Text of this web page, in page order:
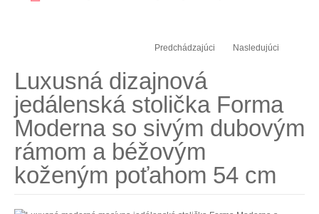
Predchádzajúci Nasledujúci
Luxusná dizajnová
jedálenská stolička Forma
Moderna so sivým dubovým
rámom a béžovým
koženým poťahom 54 cm